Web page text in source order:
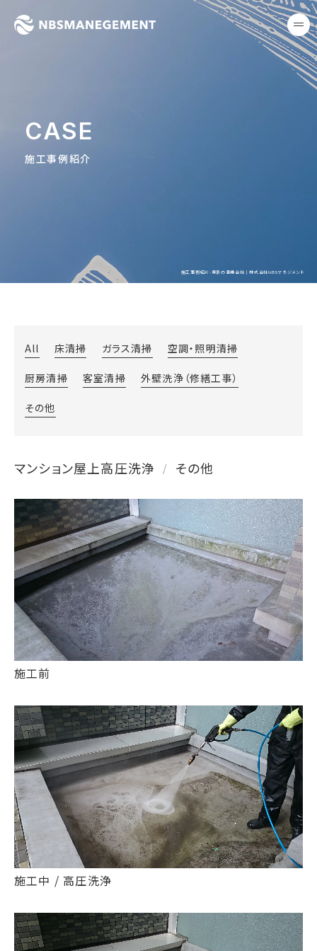
東京の清掃会社｜株式会社
施工事例紹介-東京の清掃会社｜株式会社NBSマネジメント
CASE
施工事例紹介
All 床清掃 ガラス清掃 空調・照明清掃
厨房清掃 客室清掃 外壁洗浄（修繕工事）
その他
マンション屋上高圧洗浄 / その他
施工前
施工中 / 高圧洗浄